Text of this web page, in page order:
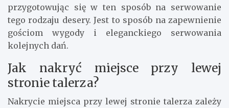
przygotowując się w ten sposób na serwowanie
tego rodzaju desery. Jest to sposób na zapewnienie
gościom wygody i eleganckiego serwowania
kolejnych dań.
Jak nakryć miejsce przy lewej
stronie talerza?
Nakrycie miejsca przy lewej stronie talerza zależy